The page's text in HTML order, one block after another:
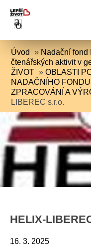
Úvod » Nadační fond
čtenářských aktivit v
ŽIVOT »OBLASTI
NADAČNÍHO FONDU
ZPRACOVÁNÍ A
LIBEREC s.r.o.
HELIX-
16. 3. 2025